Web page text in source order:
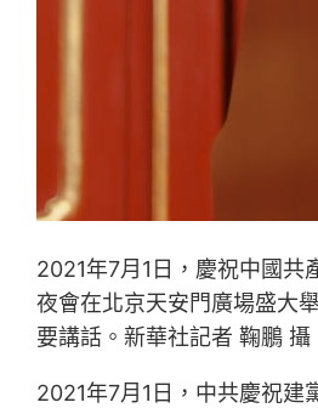
2021年7月1日，慶祝中國共
夜會在北京天安門廣場盛大
要講話。新華社記者 鞠鵬 攝
2021年7月1日，中共慶祝建